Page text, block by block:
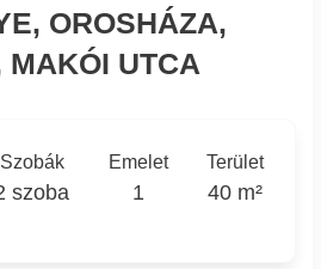
OROSHÁZA,
MAKÓI UTCA
Szobák
szoba
Emelet
1
Terület
40 m²